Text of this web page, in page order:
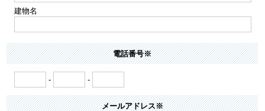
建物名
電話番号※
- -
メールアドレス※